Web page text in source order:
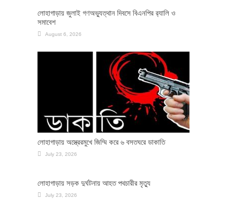
লোহাগাড়ায় জুলাই গণঅভ্যুত্থান দিবসে বিএনপির র‌্যালি ও
সমাবেশ
August 6, 2026
লোহাগাড়ায় অস্ত্রেরমুখে জিম্মি করে ৬ বসতঘরে ডাকাতি
July 23, 2026
লোহাগাড়ায় সড়ক দুর্ঘটনায় আহত পথচারীর মৃত্যু
July 23, 2026